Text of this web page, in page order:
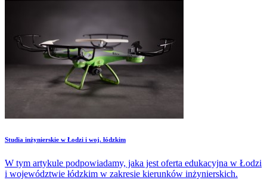
Studia inżynierskie w Łodzi i woj. łódzkim
W tym artykule podpowiadamy, jaka jest oferta edukacyjna w Łodzi
i województwie łódzkim w zakresie kierunków inżynierskich.